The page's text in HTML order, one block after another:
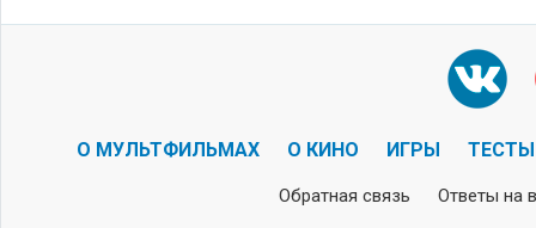
О МУЛЬТФИЛЬМАХ О КИНО ИГРЫ ТЕСТЫ
Обратная связь Ответы на